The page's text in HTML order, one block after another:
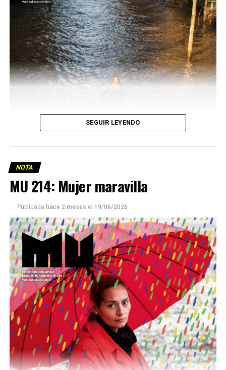
Este número 215 de MU ☝️viene con doble tapa, que
podría ser una frase:
Sin chamuyo, a remarla.
Descargar la Mu en PDF
SEGUIR LEYENDO
NOTA
MU 214: Mujer maravilla
Publicada hace 2 meses el 19/06/2026